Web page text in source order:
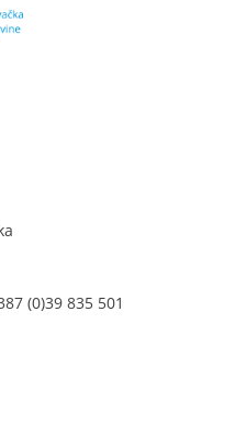
(0)39 835 501